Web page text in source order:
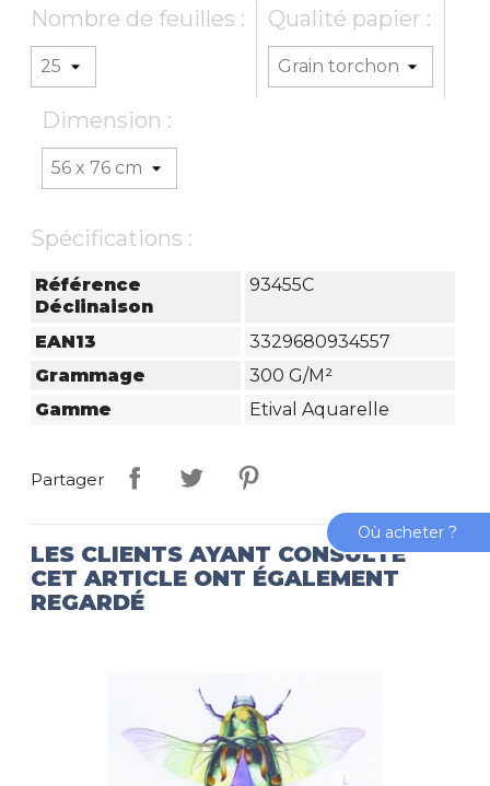
Nombre de feuilles : Qualité papier :
Dimension :
Spécifications :
Référence
Déclinaison
93455C
EAN13
3329680934557
Grammage
300 G/m²
Gamme
Etival Aquarelle
Partager
LES CLIENTS AYANT CONSULTÉ
CET ARTICLE ONT ÉGALEMENT
REGARDÉ
Où acheter ?